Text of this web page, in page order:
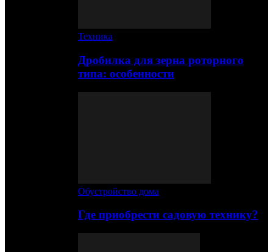
Техника
Дробилка для зерна роторного
типа: особенности
Обустройство дома
Где приобрести садовую технику?